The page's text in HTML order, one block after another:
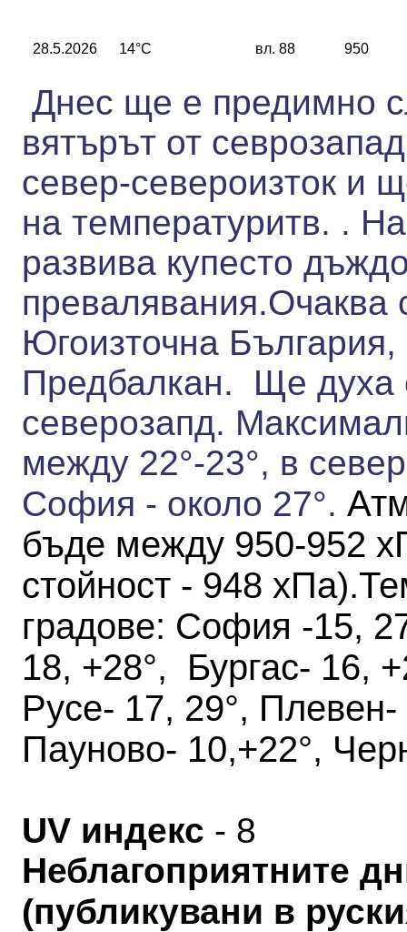
28.5.2026 14°C вл. 88 950
Днес ще е предимно
вятърът от
север-североизток и
на температуритв. .
развива купесто
превалявания.Очаква
Югоизточна
Предбалкан. Ще духа
северозапд.
между 22°-23°, в
София - около 27°.
бъде между 950-952
стойност - 948 хПа).
градове: София -15,
18, +28°, Бургас- 16,
Русе- 17, 29°,
Пауново- 10,+22°,
UV индекс - 8
Неблагоприятните
(публикувани в